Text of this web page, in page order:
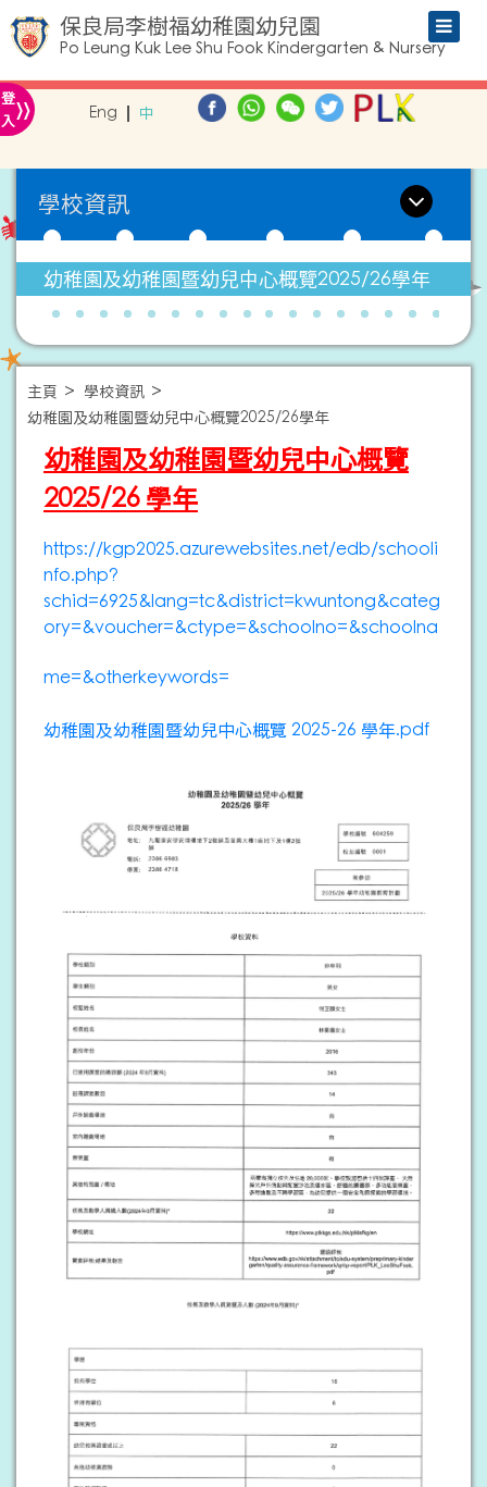
保良局李樹福幼稚園幼兒園
Po Leung Kuk Lee Shu Fook Kindergarten & Nursery
登
入» Eng 中
學校資訊
幼稚園及幼稚園暨幼兒中心概覽2025/26學年
主頁
學校資訊
幼稚園及幼稚園暨幼兒中心概覽2025/26學年
幼稚園及幼稚園暨幼兒中心概覽
2025/26 學年
https://kgp2025.azurewebsites.net/edb/schooli
nfo.php?
schid=6925&lang=tc&district=kwuntong&categ
ory=&voucher=&ctype=&schoolno=&schoolna
me=&otherkeywords=
幼稚園及幼稚園暨幼兒中心概覽 2025-26 學年.pdf